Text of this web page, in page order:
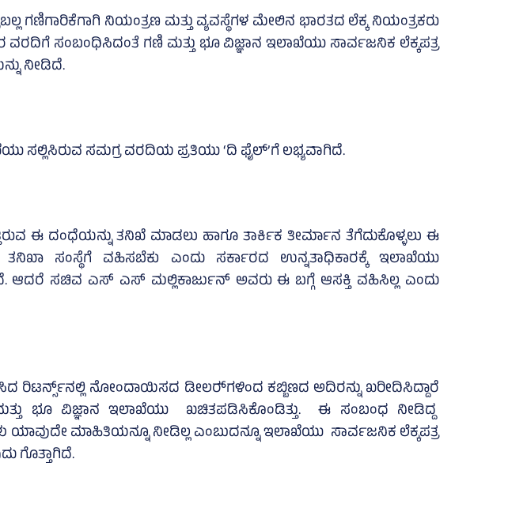
ಗಣಿಗಾರಿಕೆಗಾಗಿ ನಿಯಂತ್ರಣ ಮತ್ತು ವ್ಯವಸ್ಥೆಗಳ ಮೇಲಿನ ಭಾರತದ ಲೆಕ್ಕ ನಿಯಂತ್ರಕರು
ಸಂಬಂಧಿಸಿದಂತೆ ಗಣಿ ಮತ್ತು ಭೂ ವಿಜ್ಞಾನ ಇಲಾಖೆಯು ಸಾರ್ವಜನಿಕ ಲೆಕ್ಕಪತ್ರ
ನೀಡಿದೆ.
ಸಲ್ಲಿಸಿರುವ ಸಮಗ್ರ ವರದಿಯ ಪ್ರತಿಯು ‘ದಿ ಫೈಲ್‌’ಗೆ ಲಭ್ಯವಾಗಿದೆ.
ಈ ದಂಧೆಯನ್ನು ತನಿಖೆ ಮಾಡಲು ಹಾಗೂ ತಾರ್ಕಿಕ ತೀರ್ಮಾನ ತೆಗೆದುಕೊಳ್ಳಲು ಈ
ತನಿಖಾ ಸಂಸ್ಥೆಗೆ ವಹಿಸಬೆಕು ಎಂದು ಸರ್ಕಾರದ ಉನ್ನತಾಧಿಕಾರಕ್ಕೆ ಇಲಾಖೆಯು
ಆದರೆ ಸಚಿವ ಎಸ್‌ ಎಸ್‌ ಮಲ್ಲಿಕಾರ್ಜುನ್‌ ಅವರು ಈ ಬಗ್ಗೆ ಆಸಕ್ತಿ ವಹಿಸಿಲ್ಲ ಎಂದು
ರಿಟರ್ನ್ಸ್‌ನಲ್ಲಿ ನೋಂದಾಯಿಸದ ಡೀಲರ್‍‌ಗಳಿಂದ ಕಬ್ಬಿಣದ ಅದಿರನ್ನು ಖರೀದಿಸಿದ್ದಾರೆ
ಭೂ ವಿಜ್ಞಾನ ಇಲಾಖೆಯು ಖಚಿತಪಡಿಸಿಕೊಂಡಿತ್ತು. ಈ ಸಂಬಂಧ ನೀಡಿದ್ದ
ಮಾಹಿತಿಯನ್ನೂ ನೀಡಿಲ್ಲ ಎಂಬುದನ್ನೂ ಇಲಾಖೆಯು ಸಾರ್ವಜನಿಕ ಲೆಕ್ಕಪತ್ರ
ಗೊತ್ತಾಗಿದೆ.